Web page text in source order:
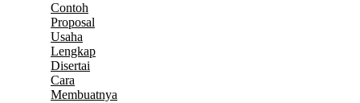
Contoh
Proposal
Usaha
Lengkap
Disertai
Cara
Membuatnya